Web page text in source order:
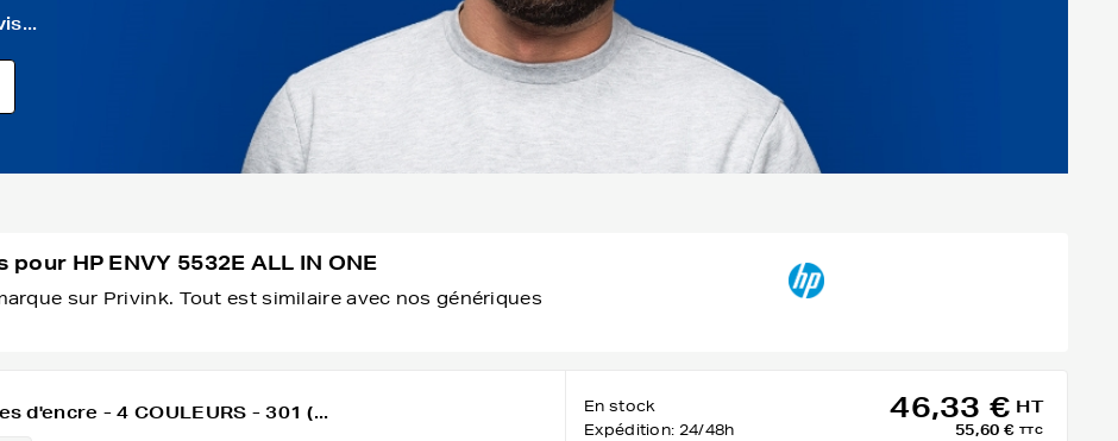
HP ENVY 5532E ALL IN ONE
sur Privink. Tout est similaire avec nos génériques
d'encre - 4 COULEURS - 301 (...
En stock
Expédition: 24/48h
46,33 € HT
55,60 € TTC